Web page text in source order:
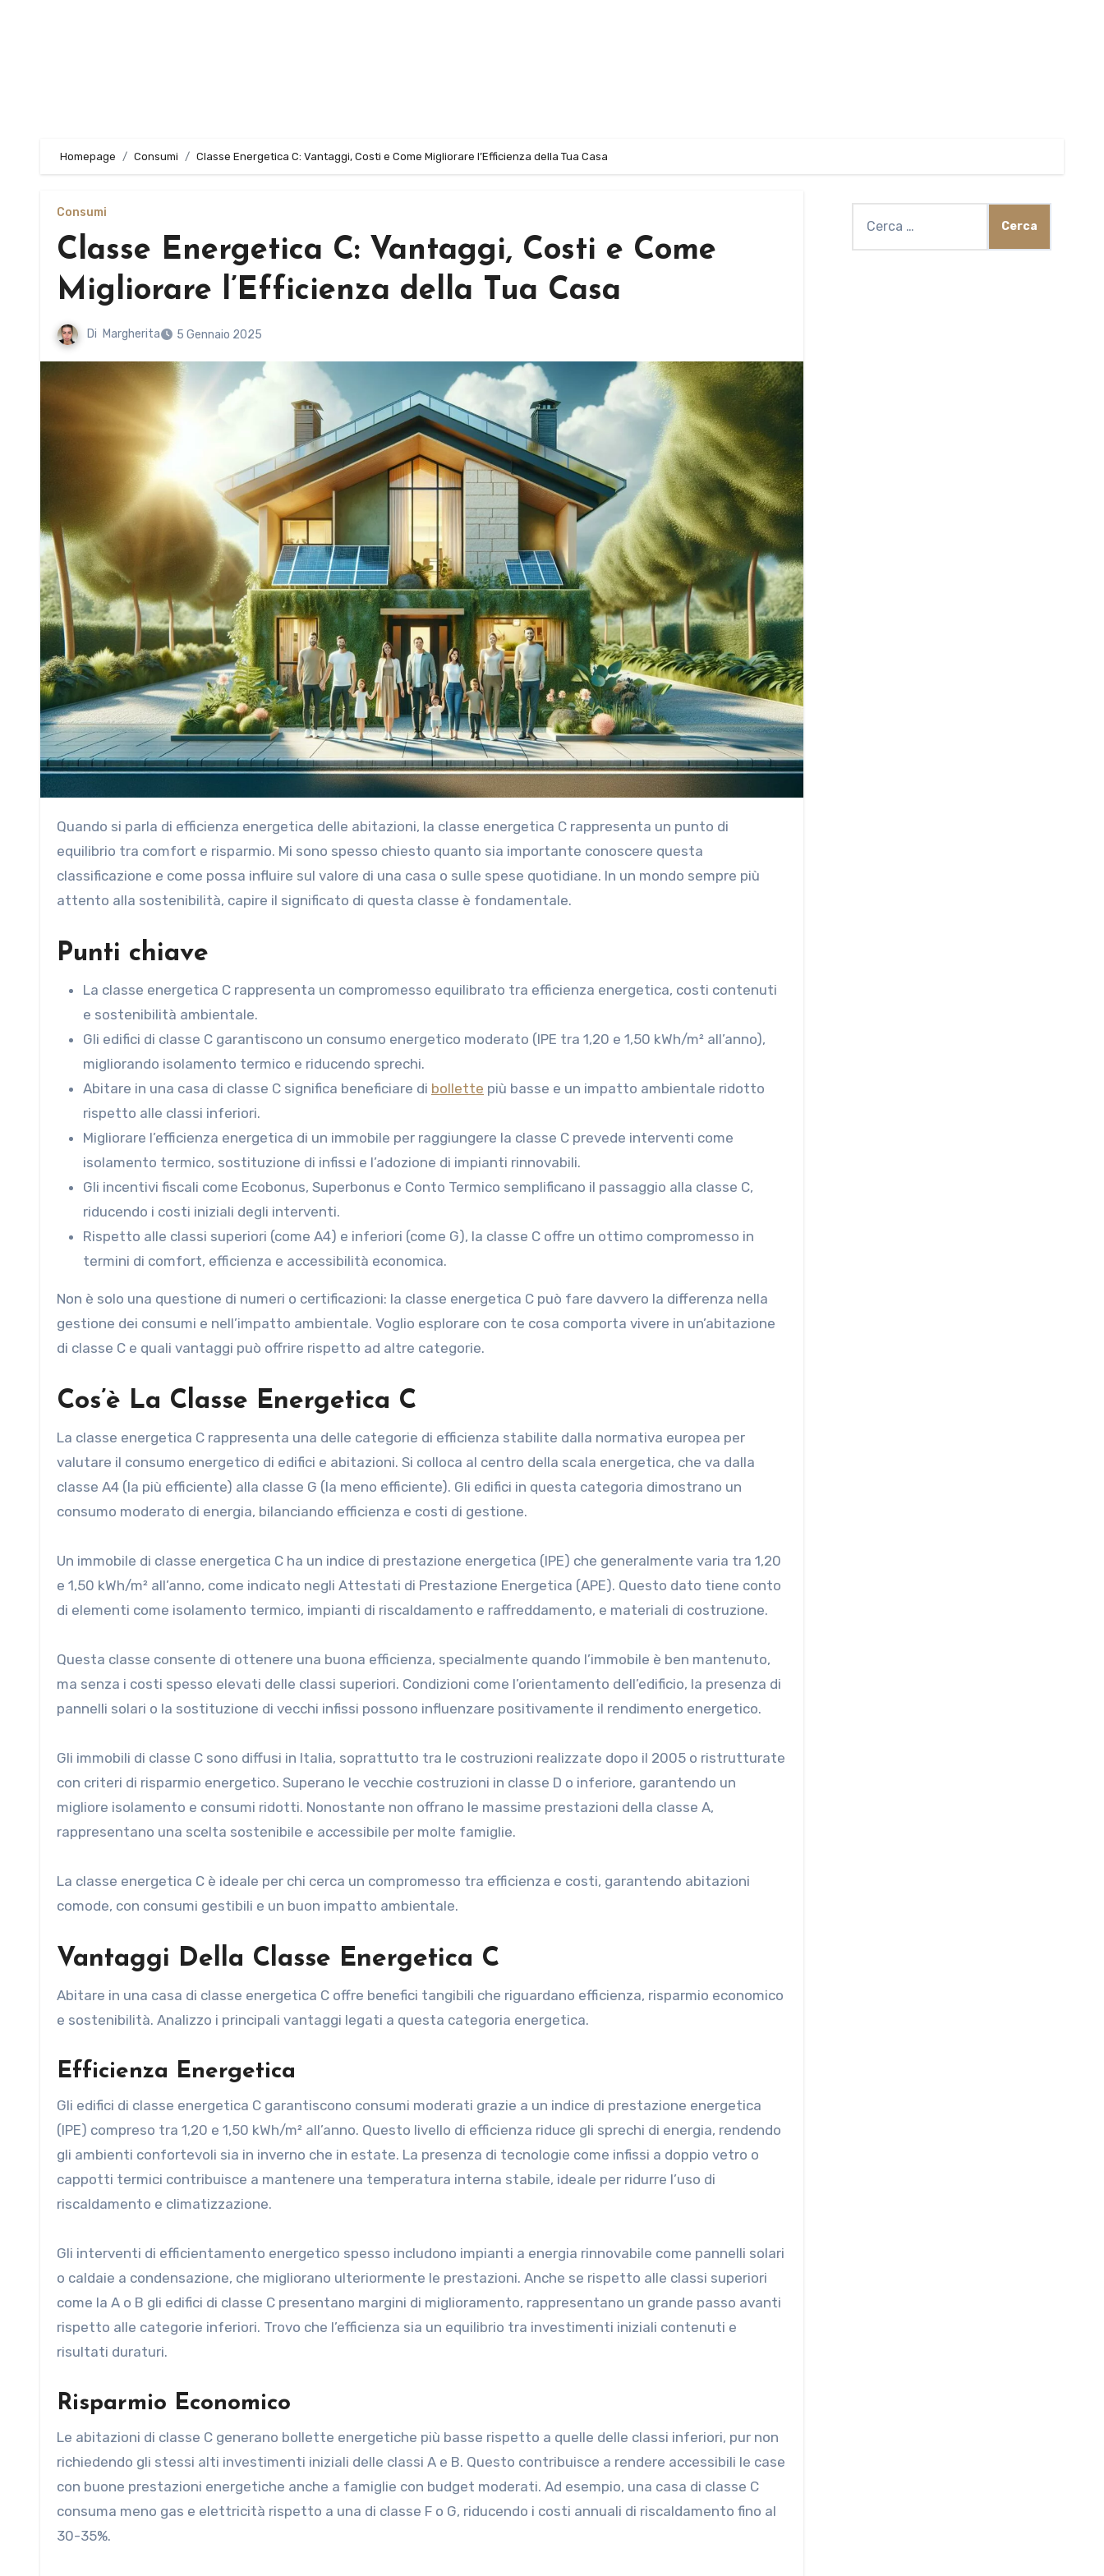
Homepage Consumi Classe Energetica C: Vantaggi, Costi e Come Migliorare l’Efficienza della Tua Casa
Consumi
Classe Energetica C: Vantaggi, Costi e Come
Migliorare l’Efficienza della Tua Casa
Di Margherita 5 Gennaio 2025
Quando si parla di efficienza energetica delle abitazioni, la classe energetica C rappresenta un punto di
equilibrio tra comfort e risparmio. Mi sono spesso chiesto quanto sia importante conoscere questa
classificazione e come possa influire sul valore di una casa o sulle spese quotidiane. In un mondo sempre più
attento alla sostenibilità, capire il significato di questa classe è fondamentale.
Punti chiave
La classe energetica C rappresenta un compromesso equilibrato tra efficienza energetica, costi contenuti
e sostenibilità ambientale.
Gli edifici di classe C garantiscono un consumo energetico moderato (IPE tra 1,20 e 1,50 kWh/m² all’anno),
migliorando isolamento termico e riducendo sprechi.
Abitare in una casa di classe C significa beneficiare di bollette più basse e un impatto ambientale ridotto
rispetto alle classi inferiori.
Migliorare l’efficienza energetica di un immobile per raggiungere la classe C prevede interventi come
isolamento termico, sostituzione di infissi e l’adozione di impianti rinnovabili.
Gli incentivi fiscali come Ecobonus, Superbonus e Conto Termico semplificano il passaggio alla classe C,
riducendo i costi iniziali degli interventi.
Rispetto alle classi superiori (come A4) e inferiori (come G), la classe C offre un ottimo compromesso in
termini di comfort, efficienza e accessibilità economica.
Non è solo una questione di numeri o certificazioni: la classe energetica C può fare davvero la differenza nella
gestione dei consumi e nell’impatto ambientale. Voglio esplorare con te cosa comporta vivere in un’abitazione
di classe C e quali vantaggi può offrire rispetto ad altre categorie.
Cos’è La Classe Energetica C
La classe energetica C rappresenta una delle categorie di efficienza stabilite dalla normativa europea per
valutare il consumo energetico di edifici e abitazioni. Si colloca al centro della scala energetica, che va dalla
classe A4 (la più efficiente) alla classe G (la meno efficiente). Gli edifici in questa categoria dimostrano un
consumo moderato di energia, bilanciando efficienza e costi di gestione.
Un immobile di classe energetica C ha un indice di prestazione energetica (IPE) che generalmente varia tra 1,20
e 1,50 kWh/m² all’anno, come indicato negli Attestati di Prestazione Energetica (APE). Questo dato tiene conto
di elementi come isolamento termico, impianti di riscaldamento e raffreddamento, e materiali di costruzione.
Questa classe consente di ottenere una buona efficienza, specialmente quando l’immobile è ben mantenuto,
ma senza i costi spesso elevati delle classi superiori. Condizioni come l’orientamento dell’edificio, la presenza di
pannelli solari o la sostituzione di vecchi infissi possono influenzare positivamente il rendimento energetico.
Gli immobili di classe C sono diffusi in Italia, soprattutto tra le costruzioni realizzate dopo il 2005 o ristrutturate
con criteri di risparmio energetico. Superano le vecchie costruzioni in classe D o inferiore, garantendo un
migliore isolamento e consumi ridotti. Nonostante non offrano le massime prestazioni della classe A,
rappresentano una scelta sostenibile e accessibile per molte famiglie.
La classe energetica C è ideale per chi cerca un compromesso tra efficienza e costi, garantendo abitazioni
comode, con consumi gestibili e un buon impatto ambientale.
Vantaggi Della Classe Energetica C
Abitare in una casa di classe energetica C offre benefici tangibili che riguardano efficienza, risparmio economico
e sostenibilità. Analizzo i principali vantaggi legati a questa categoria energetica.
Efficienza Energetica
Gli edifici di classe energetica C garantiscono consumi moderati grazie a un indice di prestazione energetica
(IPE) compreso tra 1,20 e 1,50 kWh/m² all’anno. Questo livello di efficienza riduce gli sprechi di energia, rendendo
gli ambienti confortevoli sia in inverno che in estate. La presenza di tecnologie come infissi a doppio vetro o
cappotti termici contribuisce a mantenere una temperatura interna stabile, ideale per ridurre l’uso di
riscaldamento e climatizzazione.
Gli interventi di efficientamento energetico spesso includono impianti a energia rinnovabile come pannelli solari
o caldaie a condensazione, che migliorano ulteriormente le prestazioni. Anche se rispetto alle classi superiori
come la A o B gli edifici di classe C presentano margini di miglioramento, rappresentano un grande passo avanti
rispetto alle categorie inferiori. Trovo che l’efficienza sia un equilibrio tra investimenti iniziali contenuti e
risultati duraturi.
Risparmio Economico
Le abitazioni di classe C generano bollette energetiche più basse rispetto a quelle delle classi inferiori, pur non
richiedendo gli stessi alti investimenti iniziali delle classi A e B. Questo contribuisce a rendere accessibili le case
con buone prestazioni energetiche anche a famiglie con budget moderati. Ad esempio, una casa di classe C
consuma meno gas e elettricità rispetto a una di classe F o G, riducendo i costi annuali di riscaldamento fino al
30-35%.
per: